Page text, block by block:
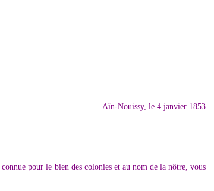
Aïn-Nouissy, le 4 janvier 1853
pour le bien des colonies et au nom de la nôtre, vous